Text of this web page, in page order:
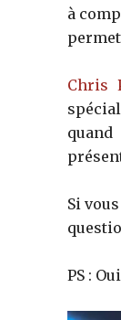
à
Chris
Si
PS :